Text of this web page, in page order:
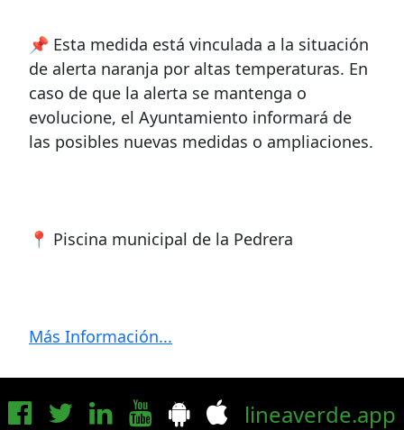
📌 Esta medida está vinculada a la situación
de alerta naranja por altas temperaturas. En
caso de que la alerta se mantenga o
evolucione, el Ayuntamiento informará de
las posibles nuevas medidas o ampliaciones.
📍 Piscina municipal de la Pedrera
Más Información...
lineaverde.app